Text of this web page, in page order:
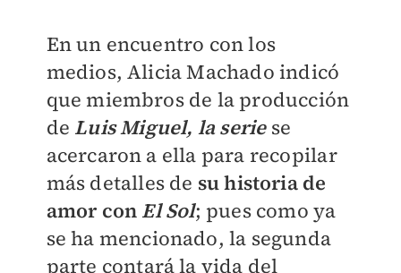
En un encuentro con los
medios, Alicia Machado indicó
que miembros de la producción
de Luis Miguel, la serie se
acercaron a ella para recopilar
más detalles de su historia de
amor con El Sol; pues como ya
se ha mencionado, la segunda
parte contará la vida del